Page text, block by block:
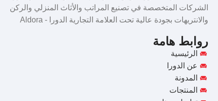
الشركات المتخصصة في تصنيع المراتب والأثاث المنزلي والركن
والانتريهات بجودة عالية تحت العلامة التجارية الدورا - Aldora
روابط هامة
الرئيسية
عن الدورا
المدونة
المنتجات